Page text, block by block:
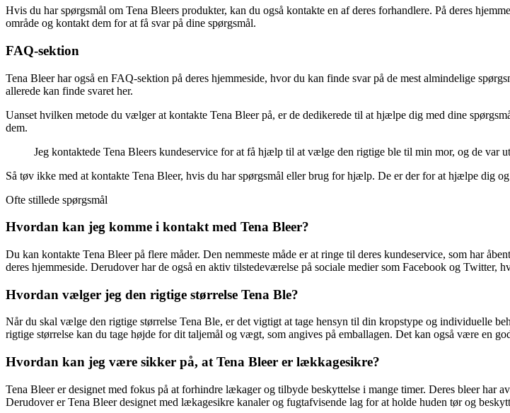
Hvis du har spørgsmål om Tena Bleers produkter, kan du også kontakte en af deres forhandlere. På deres
område og kontakt dem for at få svar på dine spørgsmål.
FAQ-sektion
Tena Bleer har også en FAQ-sektion på deres hjemmeside, hvor du kan finde svar på de mest almindelige
allerede kan finde svaret her.
Uanset hvilken metode du vælger at kontakte Tena Bleer på, er de dedikerede til at hjælpe dig med dine
dem.
Jeg kontaktede Tena Bleers kundeservice for at få hjælp til at vælge den rigtige ble til min mor, og de var
Så tøv ikke med at kontakte Tena Bleer, hvis du har spørgsmål eller brug for hjælp. De er der for at hjælpe dig
Ofte stillede spørgsmål
Hvordan kan jeg komme i kontakt med Tena Bleer?
Du kan kontakte Tena Bleer på flere måder. Den nemmeste måde er at ringe til deres kundeservice, som har
deres hjemmeside. Derudover har de også en aktiv tilstedeværelse på sociale medier som Facebook og Twitter,
Hvordan vælger jeg den rigtige størrelse Tena Ble?
Når du skal vælge den rigtige størrelse Tena Ble, er det vigtigt at tage hensyn til din kropstype og individuelle
rigtige størrelse kan du tage højde for dit taljemål og vægt, som angives på emballagen. Det kan også være en
Hvordan kan jeg være sikker på, at Tena Bleer er lækkagesikre?
Tena Bleer er designet med fokus på at forhindre lækager og tilbyde beskyttelse i mange timer. Deres bleer har
Derudover er Tena Bleer designet med lækagesikre kanaler og fugtafvisende lag for at holde huden tør og